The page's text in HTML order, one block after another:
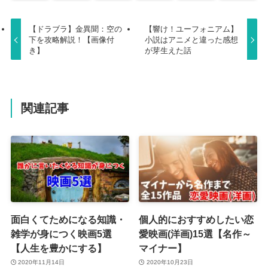
【ドラブラ】金異聞：空の
下を攻略解説！【画像付
き】
【響け！ユーフォニアム】
小説はアニメと違った感想
が芽生えた話
関連記事
面白くてためになる知識・
雑学が身につく映画5選
【人生を豊かにする】
2020年11月14日
個人的におすすめしたい恋
愛映画(洋画)15選【名作～
マイナー】
2020年10月23日